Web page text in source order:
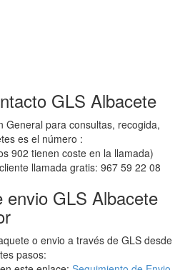
GLS Albacete
General para consultas, recogida,
es el número :
902 tienen coste en la llamada)
llamada gratis: 967 59 22 08
envio GLS Albacete
o envio a través de GLS desde
pasos: